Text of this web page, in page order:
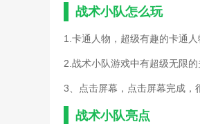
战术小队怎么玩
1.卡通人物，超级有趣的卡通
2.战术小队游戏中有超级无限
3、点击屏幕，点击屏幕完成，
战术小队亮点